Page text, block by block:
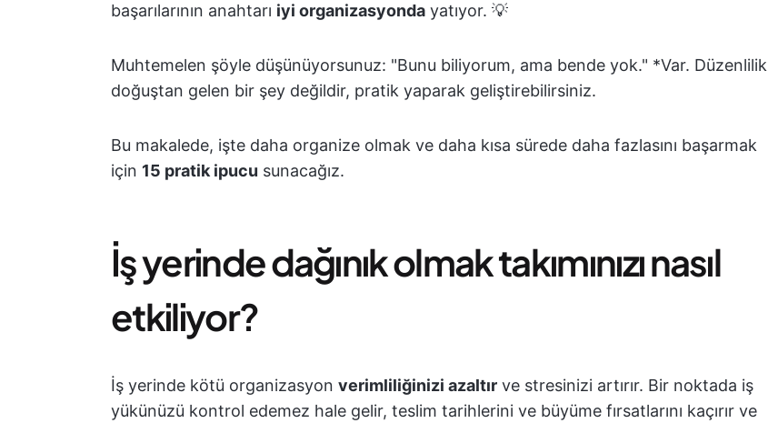
başarılarının anahtarı iyi organizasyonda yatıyor. 💡
Muhtemelen şöyle düşünüyorsunuz: "Bunu biliyorum, ama bende yok." *Var. Düzenlilik
doğuştan gelen bir şey değildir, pratik yaparak geliştirebilirsiniz.
Bu makalede, işte daha organize olmak ve daha kısa sürede daha fazlasını başarmak
için 15 pratik ipucu sunacağız.
İş yerinde dağınık olmak takımınızı nasıl
etkiliyor?
İş yerinde kötü organizasyon verimliliğinizi azaltır ve stresinizi artırır. Bir noktada iş
yükünüzü kontrol edemez hale gelir, teslim tarihlerini ve büyüme fırsatlarını kaçırır ve